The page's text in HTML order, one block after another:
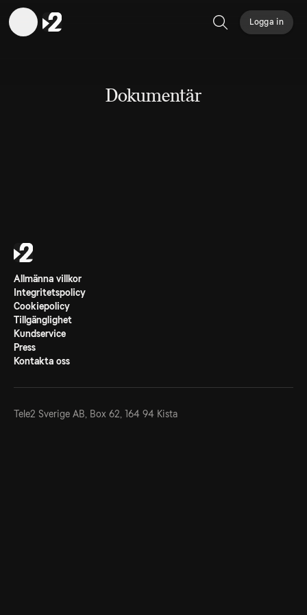
Sök
Logga in
Dokumentär
Allmänna villkor
Integritetspolicy
Cookiepolicy
Tillgänglighet
Kundservice
Press
Kontakta oss
Tele2 Sverige AB, Box 62, 164 94 Kista